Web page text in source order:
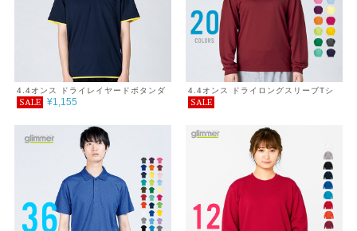
4.4オンス ドライレイヤードボタンダ
ウンポロシャツ 3L～5L
SALE ¥1,155
4.4オンス ドライロングスリーブTシ
ャツ 6L～7L
SALE